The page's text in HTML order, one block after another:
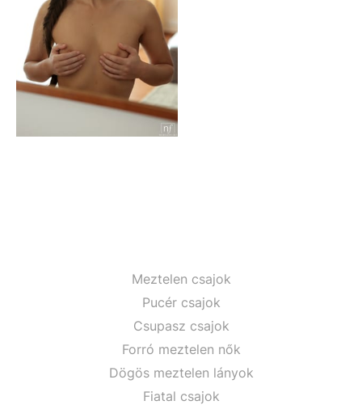
Meztelen csajok
Pucér csajok
Csupasz csajok
Forró meztelen nők
Dögös meztelen lányok
Fiatal csajok